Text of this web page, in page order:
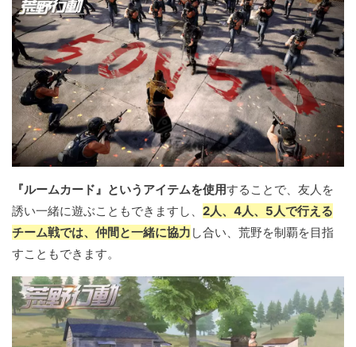
『ルームカード』というアイテムを使用することで、友人を
誘い一緒に遊ぶこともできますし、 2人、4人、5人で行える
チーム戦では、仲間と一緒に協力 し合い、荒野を制覇を目指
すこともできます。